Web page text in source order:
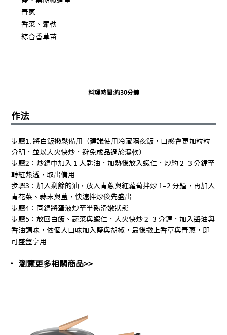
青蔥
香菜、羅勒
綜合香草苗
料理時間:約30分鐘
作法
步驟1. 將白飯撥鬆備用（建議使用冷藏隔夜飯，口感會更加粒粒
分明，並以大火快炒，避免成品過於濕軟）
步驟2：炒鍋中加入 1 大匙油，加熱後放入蝦仁，炒約 2–3 分鐘至
轉紅熟透，取出備用
步驟3：加入剩餘的油，放入青蔥與紅蘿蔔拌炒 1–2 分鐘，再加入
青花菜、蒜末與薑，快速拌炒後先盛出
步驟4：同鍋將蛋液炒至半熟滑嫩狀態
步驟5：放回白飯、蔬菜與蝦仁，大火快炒 2–3 分鐘，加入醬油與
香油調味，依個人口味加入鹽與胡椒，最後撒上香草與青蔥，即
可盛盤享用
瀏覽更多相關商品>>